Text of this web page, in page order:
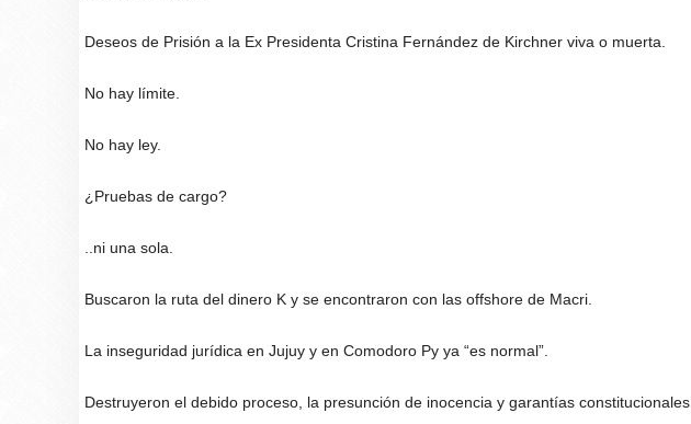
Deseos de Prisión a la Ex Presidenta Cristina Fernández de Kirchner viva o muerta.
No hay límite.
No hay ley.
¿Pruebas de cargo?
..ni una sola.
Buscaron la ruta del dinero K y se encontraron con las offshore de Macri.
La inseguridad jurídica en Jujuy y en Comodoro Py ya “es normal”.
Destruyeron el debido proceso, la presunción de inocencia y garantías constitucionales.